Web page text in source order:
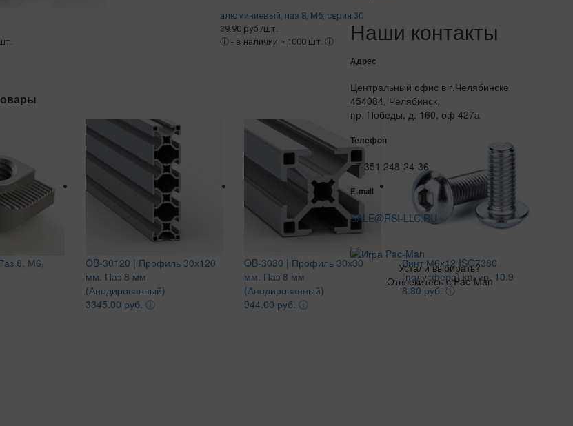
алюминиевый, паз 8, М6, серия 30
39.90 руб./шт.
ⓘ - в наличии ≈ 1000 шт. ⓘ
8, М6,
OB-30120 | Профиль 30х120
мм. Паз 8 мм
(Анодированный)
3345.00 руб.ⓘ
OB-3030 | Профиль 30х30
мм. Паз 8 мм
(Анодированный)
944.00 руб. ⓘ
Винт М6х12 ISO7380
(полусфера) кл. пр. 10.9
6.80 руб. ⓘ
Наши контакты
Адрес
Центральный офис в г.Челябинске
454084, Челябинск,
пр. Победы, д. 160, оф 427а
Телефон
+7 351 248-24-36
E-mail
SALE@RSI-LLC.RU
Устали выбирать?
Отвлекитесь с Pac-Man